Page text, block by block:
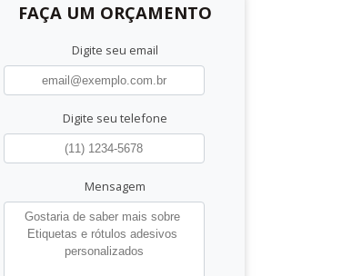
FAÇA UM ORÇAMENTO
Digite seu email
Digite seu telefone
Mensagem